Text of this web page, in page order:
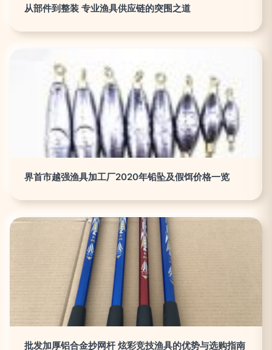
从部件到整装 专业渔具供应链的突围之道
界首市越强渔具加工厂2020年铅坠及假饵价格一览
批发加厚铝合金抄网杆 炫彩竞技渔具的优势与选购指南